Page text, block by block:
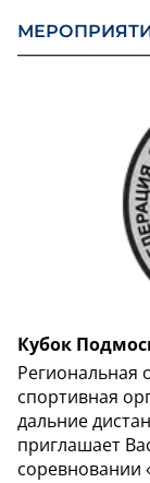
Кубок
Региональная
спортивная
дальние
приглашает
соревновании